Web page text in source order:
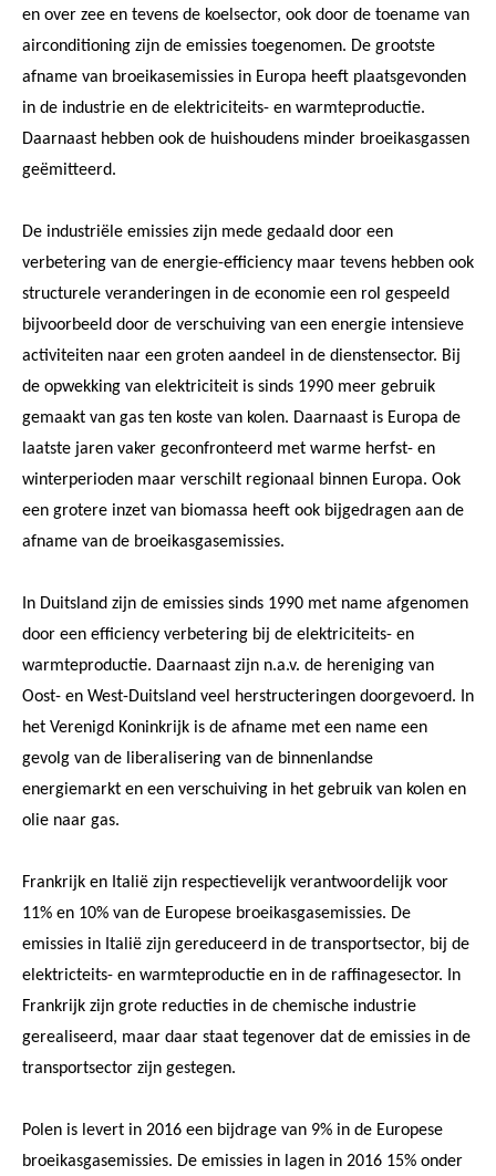
en over zee en tevens de koelsector, ook door de toename van
airconditioning zijn de emissies toegenomen. De grootste
afname van broeikasemissies in Europa heeft plaatsgevonden
in de industrie en de elektriciteits- en warmteproductie.
Daarnaast hebben ook de huishoudens minder broeikasgassen
geëmitteerd.
De industriële emissies zijn mede gedaald door een
verbetering van de energie-efficiency maar tevens hebben ook
structurele veranderingen in de economie een rol gespeeld
bijvoorbeeld door de verschuiving van een energie intensieve
activiteiten naar een groten aandeel in de dienstensector. Bij
de opwekking van elektriciteit is sinds 1990 meer gebruik
gemaakt van gas ten koste van kolen. Daarnaast is Europa de
laatste jaren vaker geconfronteerd met warme herfst- en
winterperioden maar verschilt regionaal binnen Europa. Ook
een grotere inzet van biomassa heeft ook bijgedragen aan de
afname van de broeikasgasemissies.
In Duitsland zijn de emissies sinds 1990 met name afgenomen
door een efficiency verbetering bij de elektriciteits- en
warmteproductie. Daarnaast zijn n.a.v. de hereniging van
Oost- en West-Duitsland veel herstructeringen doorgevoerd. In
het Verenigd Koninkrijk is de afname met een name een
gevolg van de liberalisering van de binnenlandse
energiemarkt en een verschuiving in het gebruik van kolen en
olie naar gas.
Frankrijk en Italië zijn respectievelijk verantwoordelijk voor
11% en 10% van de Europese broeikasgasemissies. De
emissies in Italië zijn gereduceerd in de transportsector, bij de
elektricteits- en warmteproductie en in de raffinagesector. In
Frankrijk zijn grote reducties in de chemische industrie
gerealiseerd, maar daar staat tegenover dat de emissies in de
transportsector zijn gestegen.
Polen is levert in 2016 een bijdrage van 9% in de Europese
broeikasgasemissies. De emissies in lagen in 2016 15% onder